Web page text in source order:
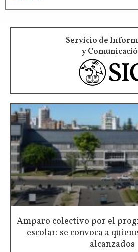
Servicio de
y
Amparo colectivo por el
escolar: se convoca a
alcanzados